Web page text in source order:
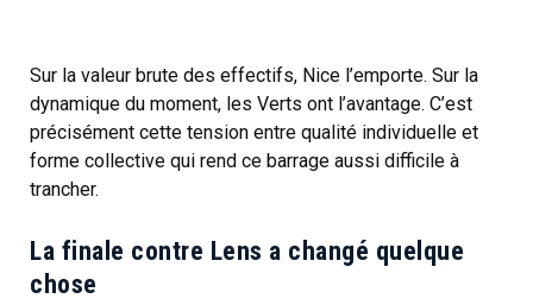
Sur la valeur brute des effectifs, Nice l’emporte. Sur la
dynamique du moment, les Verts ont l’avantage. C’est
précisément cette tension entre qualité individuelle et
forme collective qui rend ce barrage aussi difficile à
trancher.
La finale contre Lens a changé quelque
chose